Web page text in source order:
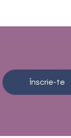
Înscrie-te